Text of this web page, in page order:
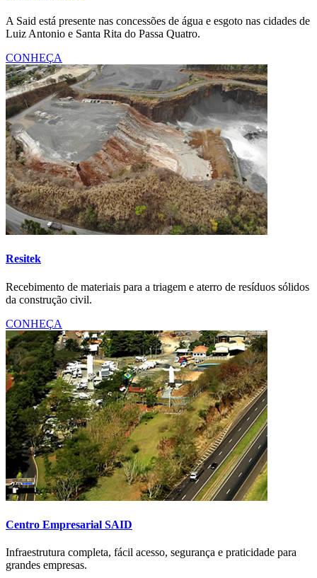
A Said está presente nas concessões de água e esgoto nas cidades de
Luiz Antonio e Santa Rita do Passa Quatro.
CONHEÇA
Resitek
Recebimento de materiais para a triagem e aterro de resíduos sólidos
da construção civil.
CONHEÇA
Centro Empresarial SAID
Infraestrutura completa, fácil acesso, segurança e praticidade para
grandes empresas.